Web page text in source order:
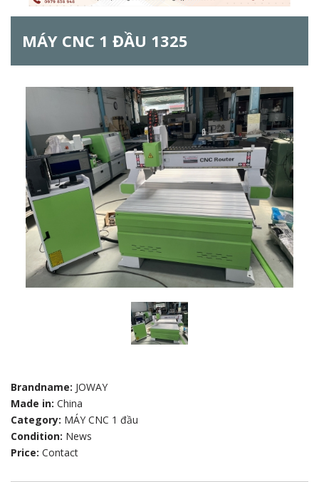
h
m
MÁY CNC 1 ĐẦU 1325
Brandname: JOWAY
Made in: China
Category: MÁY CNC 1 đầu
Condition: News
Price: Contact